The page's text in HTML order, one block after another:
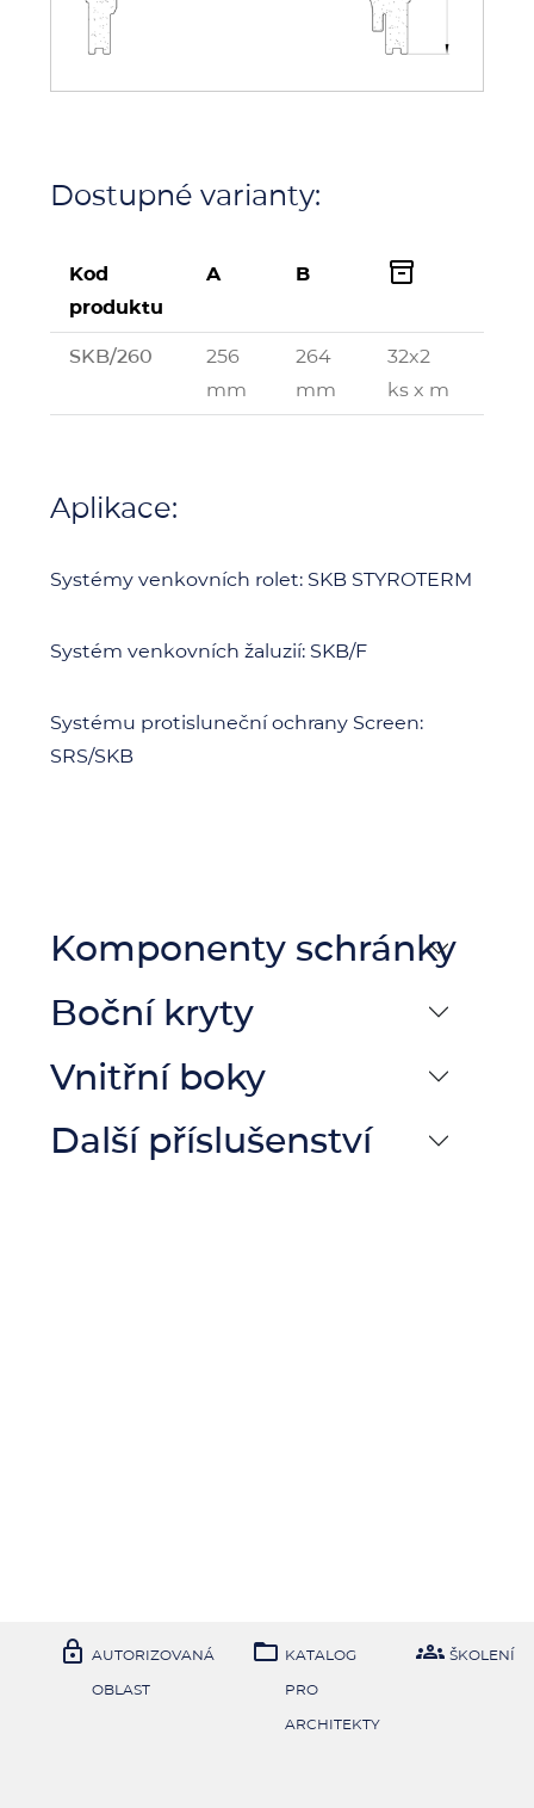
Dostupné varianty:
Kod
produktu
A B 
SKB/260
256
mm
264
mm
32x2
ks x m
Aplikace:
Systémy venkovních rolet: SKB STYROTERM
Systém venkovních žaluzií: SKB/F
Systému protisluneční ochrany Screen:
SRS/SKB
Komponenty schránky
Boční kryty
Vnitřní boky
Další příslušenství
 AUTORIZOVANÁ
OBLAST
 KATALOG
PRO
ARCHITEKTY
 ŠKOLENÍ